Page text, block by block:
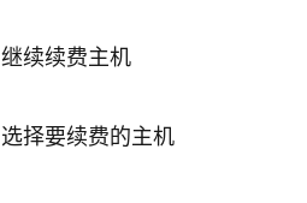
继续续费主机
选择要续费的主机